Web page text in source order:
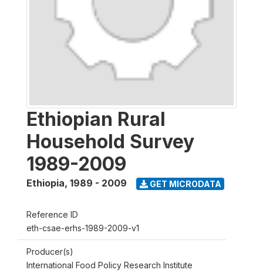
Ethiopian Rural
Household Survey
1989-2009
Ethiopia, 1989 - 2009 GET MICRODATA
Reference ID
eth-csae-erhs-1989-2009-v1
Producer(s)
International Food Policy Research Institute